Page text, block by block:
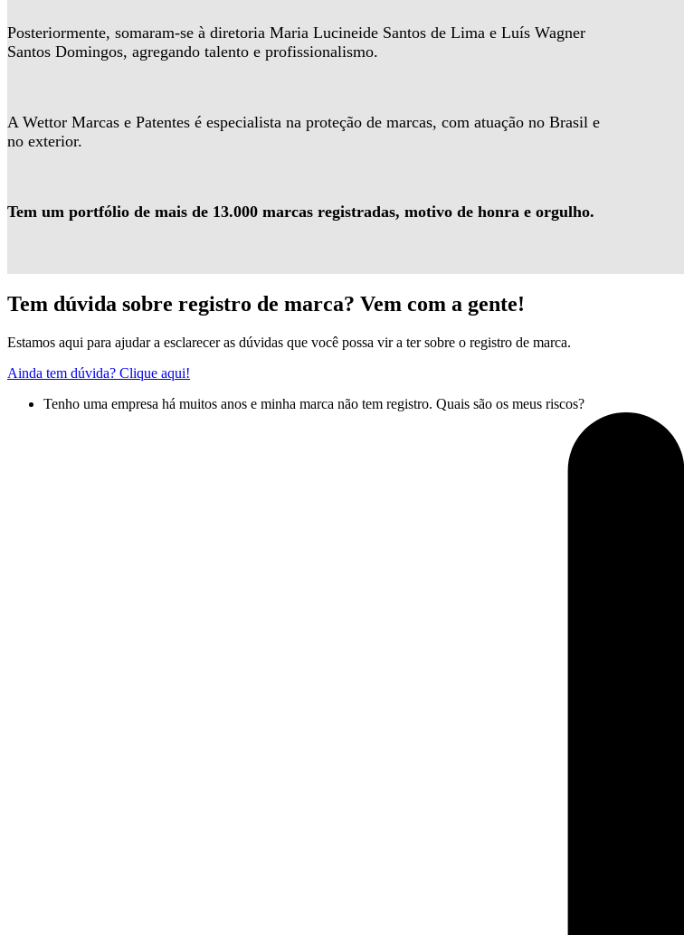
Posteriormente, somaram-se à diretoria Maria Lucineide Santos de Lima e Luís Wagner
Santos Domingos, agregando talento e profissionalismo.
A Wettor Marcas e Patentes é especialista na proteção de marcas, com atuação no Brasil e
no exterior.
Tem um portfólio de mais de 13.000 marcas registradas, motivo de honra e orgulho.
Tem dúvida sobre registro de marca? Vem com a gente!
Estamos aqui para ajudar a esclarecer as dúvidas que você possa vir a ter sobre o registro de marca.
Ainda tem dúvida? Clique aqui!
Tenho uma empresa há muitos anos e minha marca não tem registro. Quais são os meus riscos?